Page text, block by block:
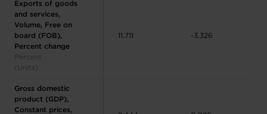
Exports of goods
and services,
Volume, Free on
board (FOB),
Percent change
Percent
(Units)
11.711 -3.326
Gross domestic
product (GDP),
Constant prices,